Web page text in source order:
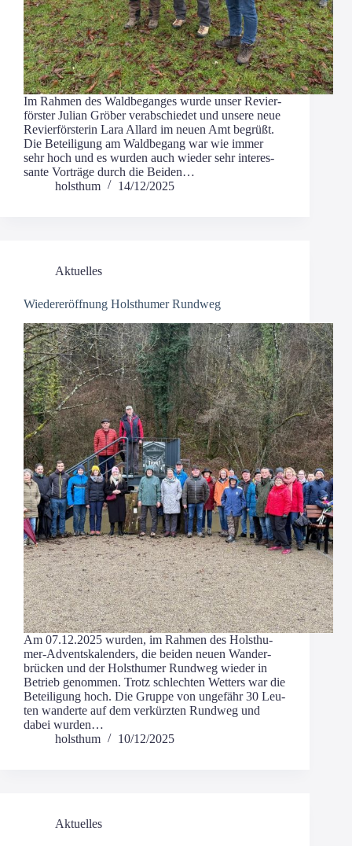
Im Rah­men des Wald­be­gan­ges wur­de unser Revier­
förs­ter Juli­an Grö­ber ver­ab­schie­det und unse­re neue
Revier­förs­te­rin Lara All­ard im neu­en Amt begrüßt.
Die Betei­li­gung am Wald­be­gang war wie immer
sehr hoch und es wur­den auch wie­der sehr inter­es­
san­te Vor­trä­ge durch die Beiden…
holsthum
14/12/2025
Aktuelles
Wiedereröffnung Holsthumer Rundweg
Am 07.12.2025 wur­den, im Rah­men des Hols­t­hu­­
mer-Advent­s­­ka­­len­­ders, die bei­den neu­en Wan­der­
brü­cken und der Holst­hu­mer Rund­weg wie­der in
Betrieb genom­men. Trotz schlech­ten Wet­ters war die
Betei­li­gung hoch. Die Grup­pe von unge­fähr 30 Leu­
ten wan­der­te auf dem ver­kürz­ten Rund­weg und
dabei wurden…
holsthum
10/12/2025
Aktuelles